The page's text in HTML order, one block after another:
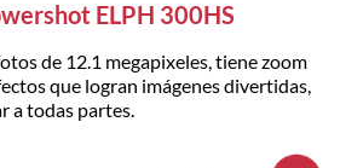
ELPH 300HS
de 12.1 megapixeles, tiene zoom
que logran imágenes divertidas,
a todas partes.